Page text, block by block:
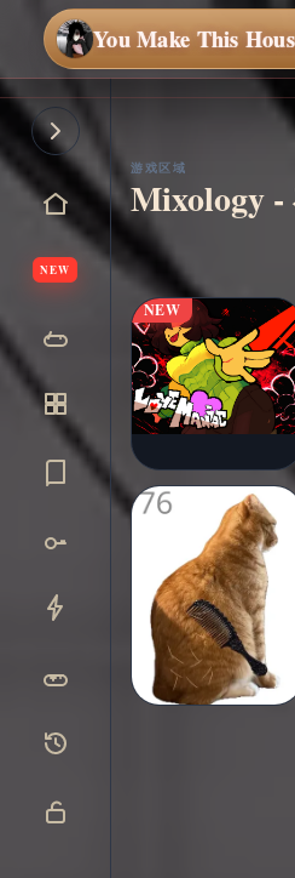
You Make This
NEW
开始
游戏区域
Mixology
NEW